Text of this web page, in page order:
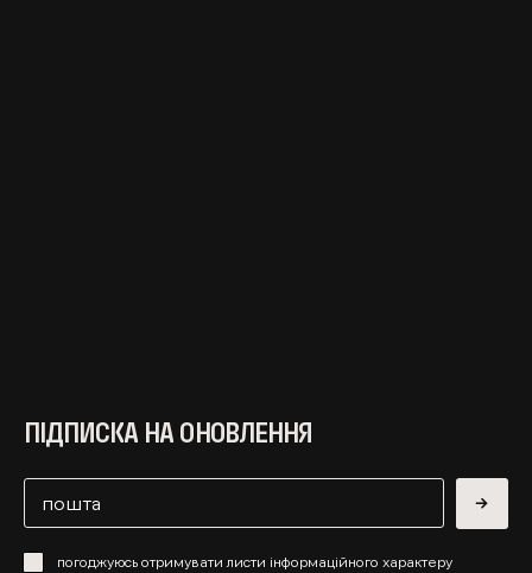
→
погоджуюсь отримувати листи інформаційного характеру
ПІДПИСКА НА ОНОВЛЕННЯ